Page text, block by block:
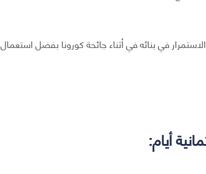
في بنائه في أثناء جائحة كورونا بفضل استعمال
أيام: